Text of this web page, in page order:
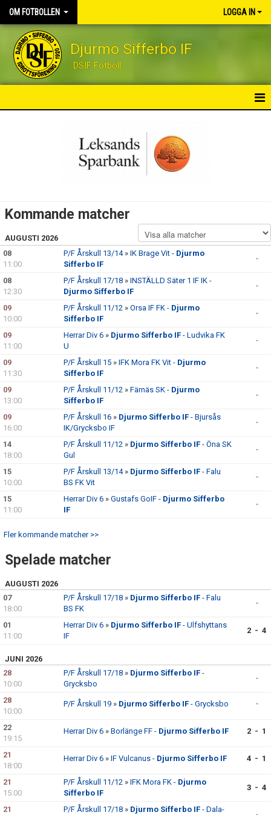
OM FOTBOLLEN LOGGA IN
Djurmo Sifferbo IF
DSIF Fotboll
LEDARE OCH KONTAKT
BILDGALLERI
BLI MEDLEM!
Kommande matcher
AUGUSTI 2026
08
11:00
P/F Årskull 13/14 » IK Brage Vit - Djurmo
Sifferbo IF
-
08
12:30
P/F Årskull 17/18 » INSTÄLLD Säter 1 IF IK -
Djurmo Sifferbo IF
-
09
10:00
P/F Årskull 11/12 » Orsa IF FK - Djurmo
Sifferbo IF
-
09
11:00
Herrar Div 6 » Djurmo Sifferbo IF - Ludvika FK
U
-
09
11:30
P/F Årskull 15 » IFK Mora FK Vit - Djurmo
Sifferbo IF
-
09
13:00
P/F Årskull 11/12 » Färnäs SK - Djurmo
Sifferbo IF
-
09
16:00
P/F Årskull 16 » Djurmo Sifferbo IF - Bjursås
IK/Grycksbo IF
-
14
18:00
P/F Årskull 11/12 » Djurmo Sifferbo IF - Öna SK
Gul
-
15
10:00
P/F Årskull 13/14 » Djurmo Sifferbo IF - Falu
BS FK Vit
-
15
11:00
Herrar Div 6 » Gustafs GoIF - Djurmo Sifferbo
IF
-
Fler kommande matcher >>
Spelade matcher
AUGUSTI 2026
07
18:00
P/F Årskull 17/18 » Djurmo Sifferbo IF - Falu
BS FK
-
01
11:00
Herrar Div 6 » Djurmo Sifferbo IF - Ulfshyttans
IF
2 - 4
JUNI 2026
28
10:00
P/F Årskull 17/18 » Djurmo Sifferbo IF -
Grycksbo
-
28
10:00
P/F Årskull 19 » Djurmo Sifferbo IF - Grycksbo -
22
19:15
Herrar Div 6 » Borlänge FF - Djurmo Sifferbo IF 2 - 1
21
18:00
Herrar Div 6 » IF Vulcanus - Djurmo Sifferbo IF 4 - 1
21
15:00
P/F Årskull 11/12 » IFK Mora FK - Djurmo
Sifferbo IF
3 - 4
21 P/F Årskull 17/18 » Djurmo Sifferbo IF - Dala-